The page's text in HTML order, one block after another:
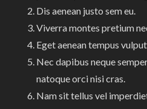
Dis aenean justo sem eu.
Viverra montes pretium
Eget aenean tempus
Nec dapibus neque
natoque orci nisi cras.
Nam sit tellus vel